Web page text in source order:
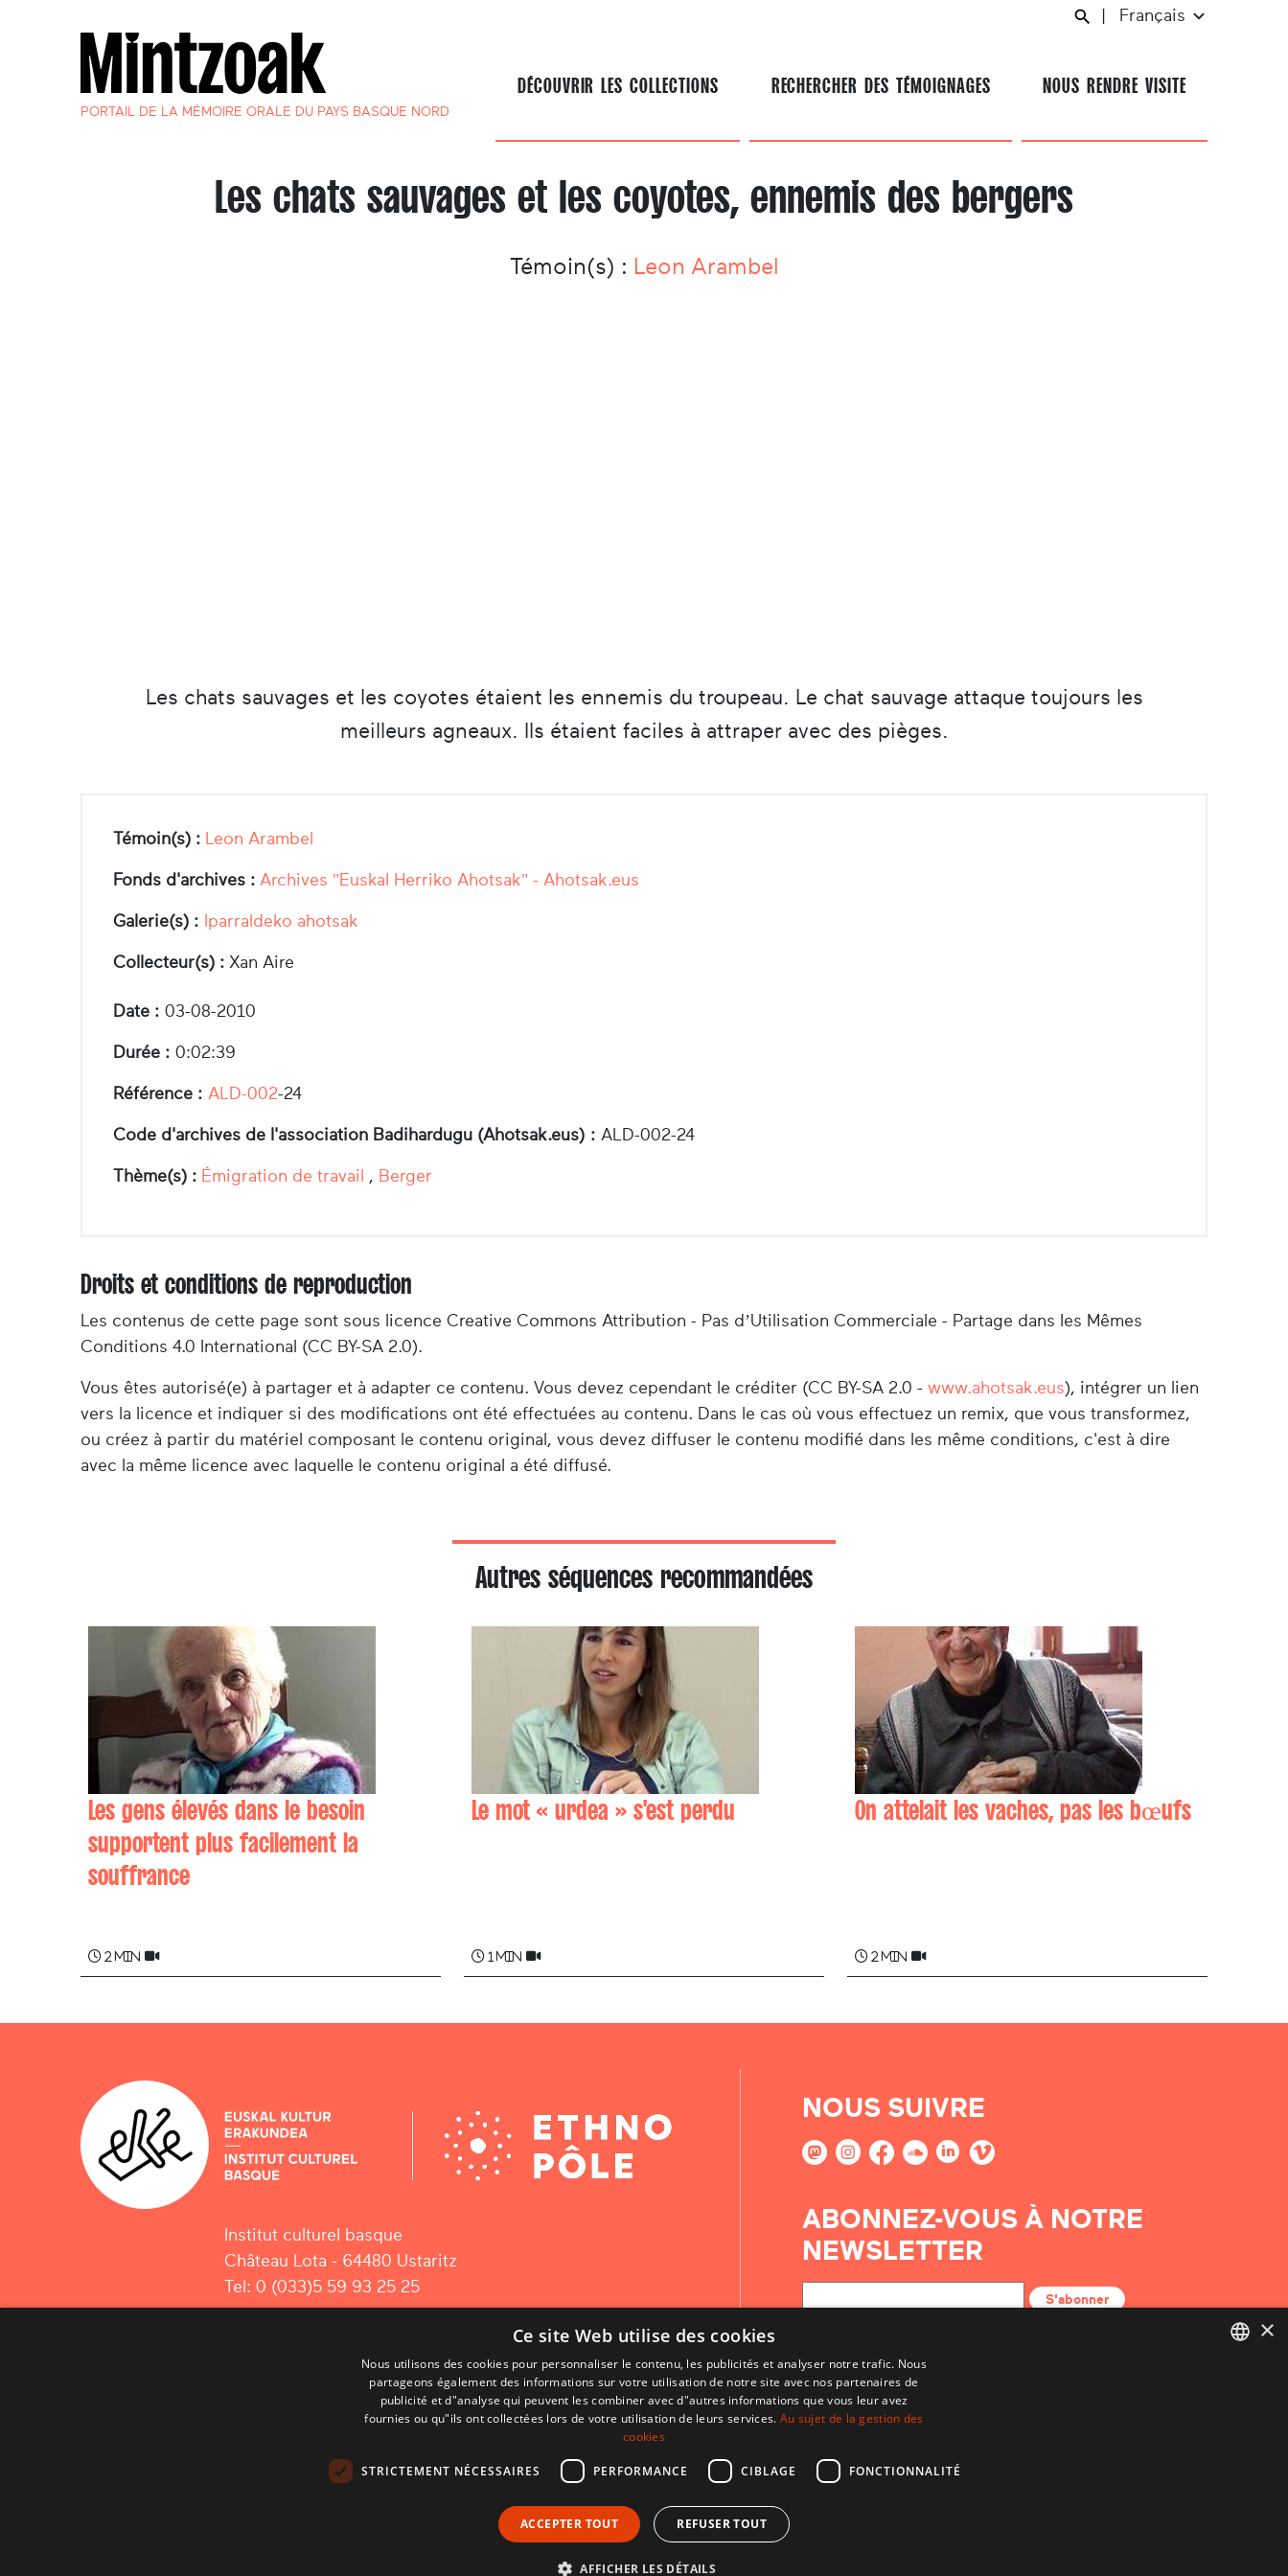
PORTAIL DE LA MÉMOIRE ORALE DU PAYS BASQUE NORD
Français
DÉCOUVRIR LES COLLECTIONS RECHERCHER DES TÉMOIGNAGES NOUS RENDRE VISITE
Les chats sauvages et les coyotes, ennemis des bergers
Témoin(s) : Leon Arambel
Les chats sauvages et les coyotes étaient les ennemis du troupeau. Le chat sauvage attaque toujours les
meilleurs agneaux. Ils étaient faciles à attraper avec des pièges.
Témoin(s) : Leon Arambel
Fonds d'archives : Archives "Euskal Herriko Ahotsak" - Ahotsak.eus
Galerie(s) : Iparraldeko ahotsak
Collecteur(s) : Xan Aire
Date : 03-08-2010
Durée : 0:02:39
Référence : ALD-002-24
Code d'archives de l'association Badihardugu (Ahotsak.eus) : ALD-002-24
Thème(s) : Émigration de travail , Berger
Droits et conditions de reproduction
Les contenus de cette page sont sous licence Creative Commons Attribution - Pas d’Utilisation Commerciale - Partage dans les Mêmes
Conditions 4.0 International (CC BY-SA 2.0).
Vous êtes autorisé(e) à partager et à adapter ce contenu. Vous devez cependant le créditer (CC BY-SA 2.0 - www.ahotsak.eus), intégrer un lien
vers la licence et indiquer si des modifications ont été effectuées au contenu. Dans le cas où vous effectuez un remix, que vous transformez,
ou créez à partir du matériel composant le contenu original, vous devez diffuser le contenu modifié dans les même conditions, c'est à dire
avec la même licence avec laquelle le contenu original a été diffusé.
Autres séquences recommandées
Les gens élevés dans le besoin
supportent plus facilement la
souffrance
2 min
Le mot « urdea » s'est perdu
1 min
On attelait les vaches, pas les bœufs
2 min
Institut culturel basque
Château Lota - 64480 Ustaritz
Tel: 0 (033)5 59 93 25 25
NOUS SUIVRE
ABONNEZ-VOUS À NOTRE
NEWSLETTER
S'abonner
CONTACT
CONDITIONS D'UTILISATION
×
Ce site Web utilise des cookies
Nous utilisons des cookies pour personnaliser le contenu, les publicités et analyser notre trafic. Nous
partageons également des informations sur votre utilisation de notre site avec nos partenaires de
publicité et d"analyse qui peuvent les combiner avec d"autres informations que vous leur avez
fournies ou qu"ils ont collectées lors de votre utilisation de leurs services. Au sujet de la gestion des
cookies
STRICTEMENT NÉCESSAIRES PERFORMANCE CIBLAGE FONCTIONNALITÉ
ACCEPTER TOUT REFUSER TOUT
AFFICHER LES DÉTAILS